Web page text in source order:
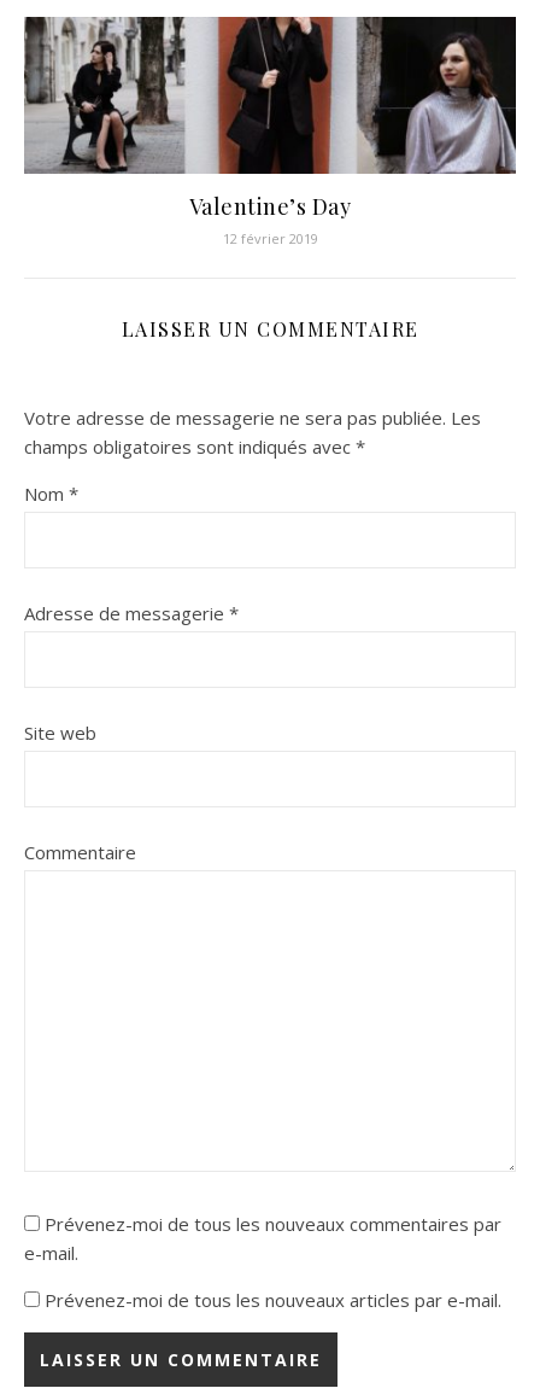
Valentine’s Day
12 février 2019
LAISSER UN COMMENTAIRE
Votre adresse de messagerie ne sera pas publiée. Les
champs obligatoires sont indiqués avec *
Nom *
Adresse de messagerie *
Site web
Commentaire
Prévenez-moi de tous les nouveaux commentaires par
e-mail.
Prévenez-moi de tous les nouveaux articles par e-mail.